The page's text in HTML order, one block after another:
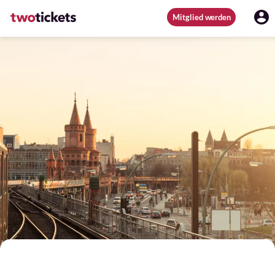
Mitglied werden